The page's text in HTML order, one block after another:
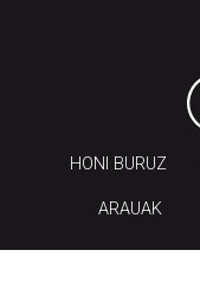
HONI BURUZ
ARAUAK